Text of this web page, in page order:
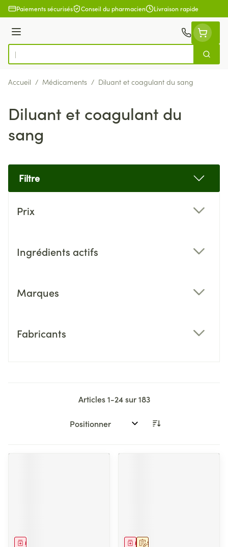
Aller au contenu
Paiements sécurisés Conseil du pharmacien Livraison rapide
Menu
Rechercher
Accueil / Médicaments / Diluant et coagulant du sang
Diluant et coagulant du
sang
Filtre
Prix
Ingrédients actifs
Marques
Fabricants
Articles1-24sur183
Trier par:
Médicament Sur prescription
Médicament